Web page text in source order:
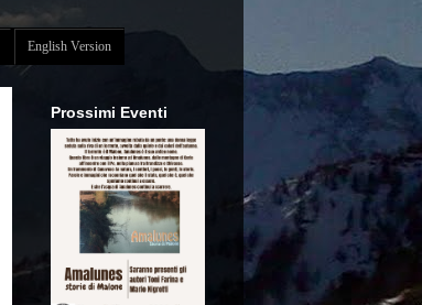
English Version
Prossimi Eventi